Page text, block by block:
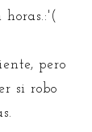
pero
si robo